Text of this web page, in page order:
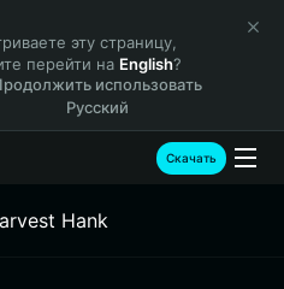
эту страницу,
перейти на English?
использовать
Русский
Скачать
Hank